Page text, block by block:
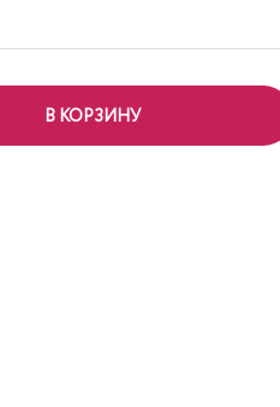
В КОРЗИНУ